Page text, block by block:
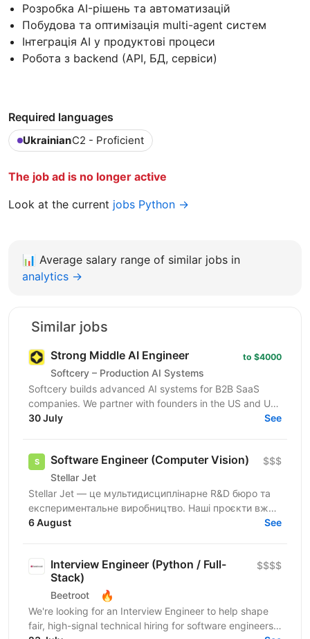
Розробка AI-рішень та автоматизацій
Побудова та оптимізація multi-agent систем
Інтеграція AI у продуктові процеси
Робота з backend (API, БД, сервіси)
Required languages
UkrainianC2 - Proficient
The job ad is no longer active
Look at the current jobs Python →
📊 Average salary range of similar jobs in
analytics →
Similar jobs
Strong Middle AI Engineer
Softcery – Production AI Systems
to $4000
Softcery builds advanced AI systems for B2B SaaS
companies. We partner with founders in the US and UK
to design, build, and scale production-ready AI...
30 July See
Software Engineer (Computer Vision)
Stellar Jet
$$$
Stellar Jet — це мультидисциплінарне R&D бюро та
експериментальне виробництво. Наші проєкти вже
довели свою ефективність, і ми продовжуємо
6 August See
Interview Engineer (Python / Full-
Stack)
Beetroot 🔥
$$$$
We're looking for an Interview Engineer to help shape
fair, high-signal technical hiring for software engineers